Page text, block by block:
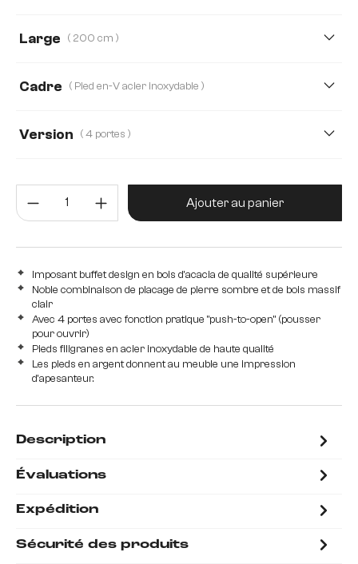
Large ( 200 cm )
Cadre ( Pied en-V acier inoxydable )
Version ( 4 portes )
4 portes, 1 compartimentQuantité de produit : Entrez la
Ajouter au panier
Imposant buffet design en bois d'acacia de qualité supérieure
Noble combinaison de placage de pierre sombre et de bois massif
clair
Avec 4 portes avec fonction pratique "push-to-open" (pousser
pour ouvrir)
Pieds filigranes en acier inoxydable de haute qualité
Les pieds en argent donnent au meuble une impression
d'apesanteur.
Description
Évaluations
Expédition
Sécurité des produits